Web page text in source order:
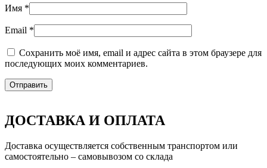
Имя *
Email *
Сохранить моё имя, email и адрес сайта в этом браузере для
последующих моих комментариев.
ДОСТАВКА И ОПЛАТА
Доставка осуществляется собственным транспортом или
самостоятельно – самовывозом со склада